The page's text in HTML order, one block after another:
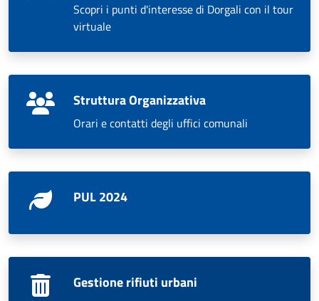
Scopri i punti d'interesse di Dorgali con il tour
virtuale
Struttura Organizzativa
Orari e contatti degli uffici comunali
PUL 2024
Gestione rifiuti urbani